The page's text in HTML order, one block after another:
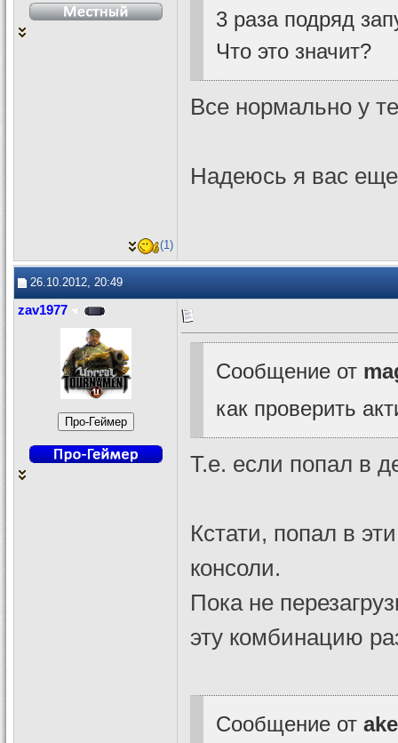
3 раза подряд
Что это значит?
Все нормально у
Надеюсь я вас
(1)
26.10.2012, 20:49
zav1977
Сообщение от
как проверить
Т.е. если попал в
Кстати, попал в
консоли.
Пока не
эту комбинацию
Сообщение от